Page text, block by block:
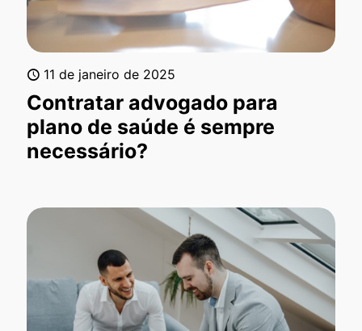
11 de janeiro de 2025
Contratar advogado para
plano de saúde é sempre
necessário?